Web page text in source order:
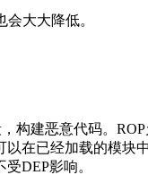
大大降低。
构建恶意代码。
在已经加载的模块
DEP影响。